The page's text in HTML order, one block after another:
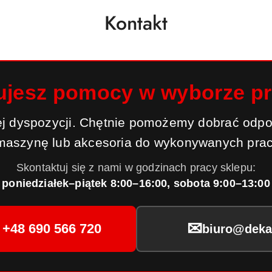
Kontakt
pomocy w wyborze
dyspozycji. Chętnie pomożemy dobrać
lub akcesoria do wykonywanych
Skontaktuj się z nami w godzinach pracy sklepu:
poniedziałek–piątek 8:00–16:00, sobota 9:00–13:00
690 566 720 ✉